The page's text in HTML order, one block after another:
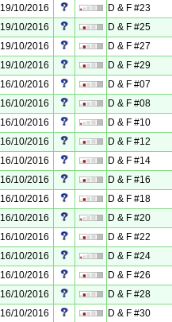
19/10/2016
D & F #23
19/10/2016
D & F #25
19/10/2016
D & F #27
19/10/2016
D & F #29
16/10/2016
D & F #07
16/10/2016
D & F #08
16/10/2016
D & F #10
16/10/2016
D & F #12
16/10/2016
D & F #14
16/10/2016
D & F #16
16/10/2016
D & F #18
16/10/2016
D & F #20
16/10/2016
D & F #22
16/10/2016
D & F #24
16/10/2016
D & F #26
16/10/2016
D & F #28
16/10/2016
D & F #30